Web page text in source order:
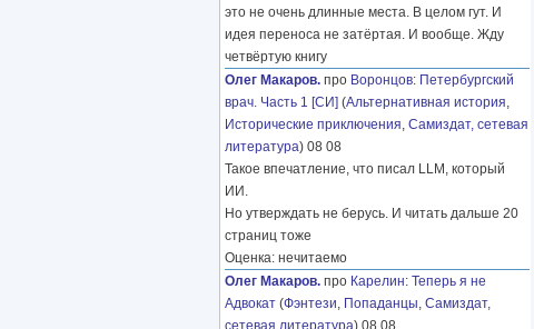
это не очень длинные места. В целом гут. И
идея переноса не затёртая. И вообще. Жду
четвёртую книгу
Олег Макаров. про Воронцов: Петербургский
врач. Часть 1 [СИ] (Альтернативная история,
Исторические приключения, Самиздат, сетевая
литература) 08 08
Такое впечатление, что писал LLM, который
ИИ.
Но утверждать не берусь. И читать дальше 20
страниц тоже
Оценка: нечитаемо
Олег Макаров. про Карелин: Теперь я не
Адвокат (Фэнтези, Попаданцы, Самиздат,